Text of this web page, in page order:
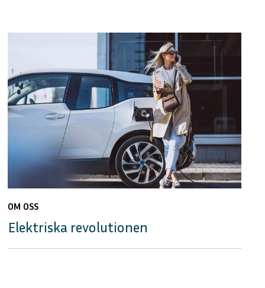
OM OSS
Elektriska revolutionen